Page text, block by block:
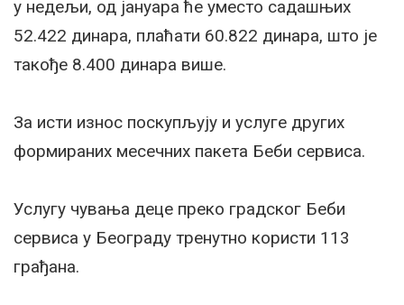
у недељи, од јануара ће уместо садашњих
52.422 динара, плаћати 60.822 динара, што је
такође 8.400 динара више.
За исти износ поскупљују и услуге других
формираних месечних пакета Беби сервиса.
Услугу чувања деце преко градског Беби
сервиса у Београду тренутно користи 113
грађана.